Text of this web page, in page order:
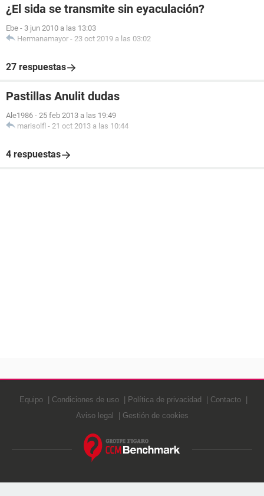
¿El sida se transmite sin eyaculación?
Ebe - 3 jun 2010 a las 13:03
Hermanamayor - 23 oct 2019 a las 03:02
27 respuestas
Pastillas Anulit dudas
Ale1986 - 25 feb 2013 a las 19:49
marisolfl - 21 oct 2013 a las 10:44
4 respuestas
Equipo Condiciones de uso Política de privacidad
Contacto
Aviso legal
Gestión de cookies